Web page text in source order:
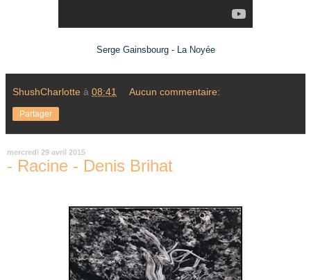
Serge Gainsbourg - La Noyée
ShushCharlotte à 08:41 Aucun commentaire:
Partager
mercredi 29 avril 2015
- Racine - Denis Brihat